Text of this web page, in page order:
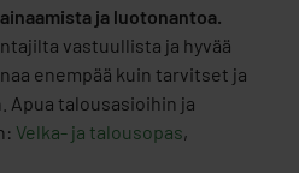
ja luotonantoa.
vastuullista ja hyvää
enempää kuin tarvitset ja
Apua talousasioihin ja
Velka- ja talousopas,